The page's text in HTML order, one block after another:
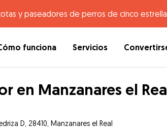
y paseadores de perros de cinco
funciona Servicios
en Manzanares el
D, 28410, Manzanares el Real